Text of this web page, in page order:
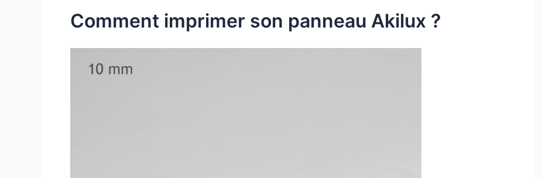
Comment imprimer son panneau Akilux ?